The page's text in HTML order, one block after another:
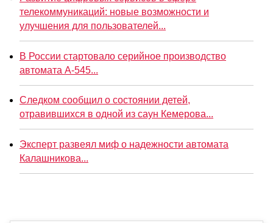
телекоммуникаций: новые возможности и
улучшения для пользователей...
В России стартовало серийное производство
автомата А-545...
Следком сообщил о состоянии детей,
отравившихся в одной из саун Кемерова...
Эксперт развеял миф о надежности автомата
Калашникова...